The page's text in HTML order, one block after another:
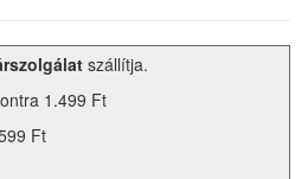
szállítja.
1.499 Ft
Ft